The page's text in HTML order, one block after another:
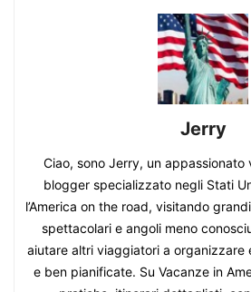
Jerry
Ciao, sono Jerry, un
blogger specializzato negli Stati
l’America on the road, visitando
spettacolari e angoli meno
aiutare altri viaggiatori a organizzare
e ben pianificate. Su Vacanze in